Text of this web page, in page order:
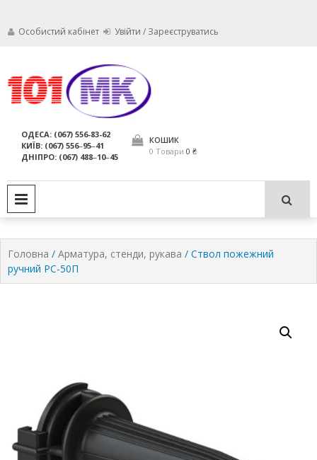
Особистий кабінет Увійти / Зареєструватись
компанія МАРКО
використання за призначенням.
ОДЕСА: (067) 556-83-62
КИЇВ: (067) 556‒95‒41
ДНІПРО: (067) 488‒10‒45
КОШИК
0 Товари 0 ₴
Головна / Арматура, стенди, рукава / Ствол пожежний
ручний РС-50П